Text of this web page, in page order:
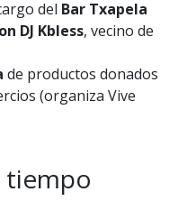
del Bar Txapela
DJ Kbless, vecino de
de productos donados
(organiza Vive
tiempo